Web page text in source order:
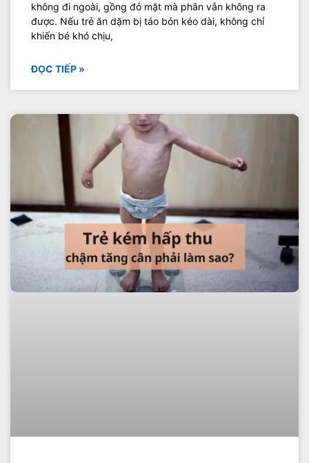
không đi ngoài, gồng đỏ mặt mà phân vẫn không ra
được. Nếu trẻ ăn dặm bị táo bón kéo dài, không chỉ
khiến bé khó chịu,
ĐỌC TIẾP »